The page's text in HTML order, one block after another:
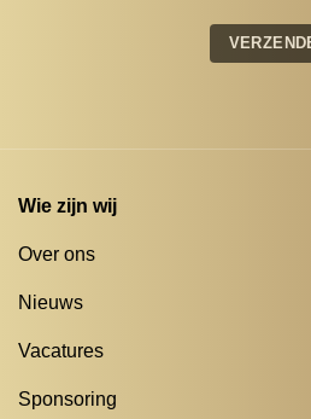
Wie zijn wij
Over ons
Nieuws
Vacatures
Sponsoring